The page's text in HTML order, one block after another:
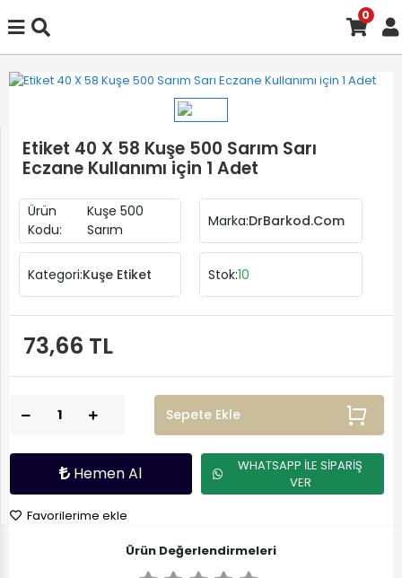
0
Etiket 40 X 58 Kuşe 500 Sarım Sarı
Eczane Kullanımı için 1 Adet
Ürün
Kodu:
Kuşe 500
Sarım
Marka:DrBarkod.Com
Kategori:Kuşe Etiket Stok:10
73,66 TL
Sepete Ekle
Hemen Al
WHATSAPP İLE SİPARİŞ
VER
Favorilerime ekle
Ürün Değerlendirmeleri